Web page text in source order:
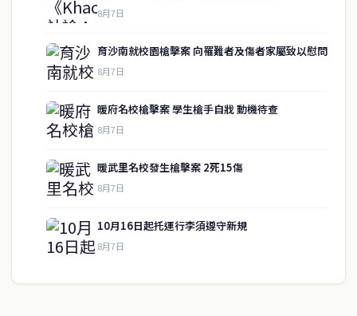
8月7日
育沙南就校園槍擊案 向罹難者及傷者家屬致以慰問
8月7日
暖府名校槍擊案 學生槍手自戕 動機待查
8月7日
暖武里名校發生槍擊案 2死15傷
8月7日
10月16日起托運行李須遵守新規
8月7日
房地產
聯絡資訊
歡迎來信洽詢合作事宜
或提供新聞線索